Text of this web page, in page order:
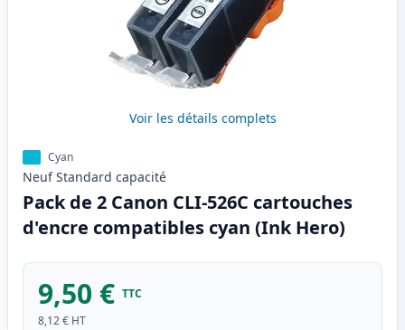
Voir les détails complets
Cyan
Neuf Standard capacité
Pack de 2 Canon CLI-526C cartouches
d'encre compatibles cyan (Ink Hero)
9,50 € TTC
8,12 € HT